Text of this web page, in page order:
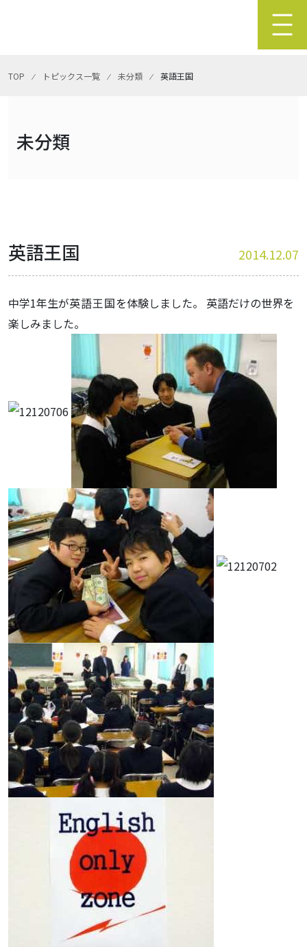
TOP ⁄ トピックス一覧 ⁄ 未分類 ⁄ 英語王国
未分類
英語王国 2014.12.07
中学1年生が英語王国を体験しました。 英語だけの世界を
楽しみました。